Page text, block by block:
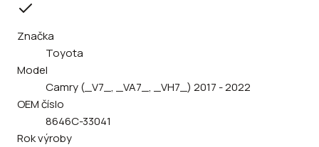
Značka
Toyota
Model
Camry (_V7_, _VA7_, _VH7_) 2017 - 2022
OEM číslo
8646C-33041
Rok výroby